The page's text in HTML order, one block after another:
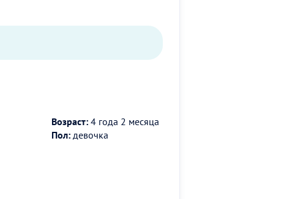
Возраст: 4 года 2 месяца
Пол: девочка